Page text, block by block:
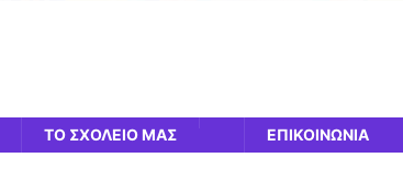
ΤΟ ΣΧΟΛΕΊΟ ΜΑΣ ΕΠΙΚΟΙΝΩΝΙΑ